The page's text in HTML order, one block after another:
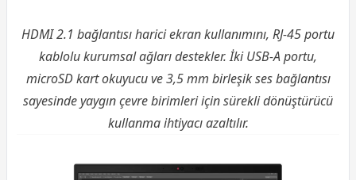
HDMI 2.1 bağlantısı harici ekran kullanımını, RJ-45 portu
kablolu kurumsal ağları destekler. İki USB-A portu,
microSD kart okuyucu ve 3,5 mm birleşik ses bağlantısı
sayesinde yaygın çevre birimleri için sürekli dönüştürücü
kullanma ihtiyacı azaltılır.